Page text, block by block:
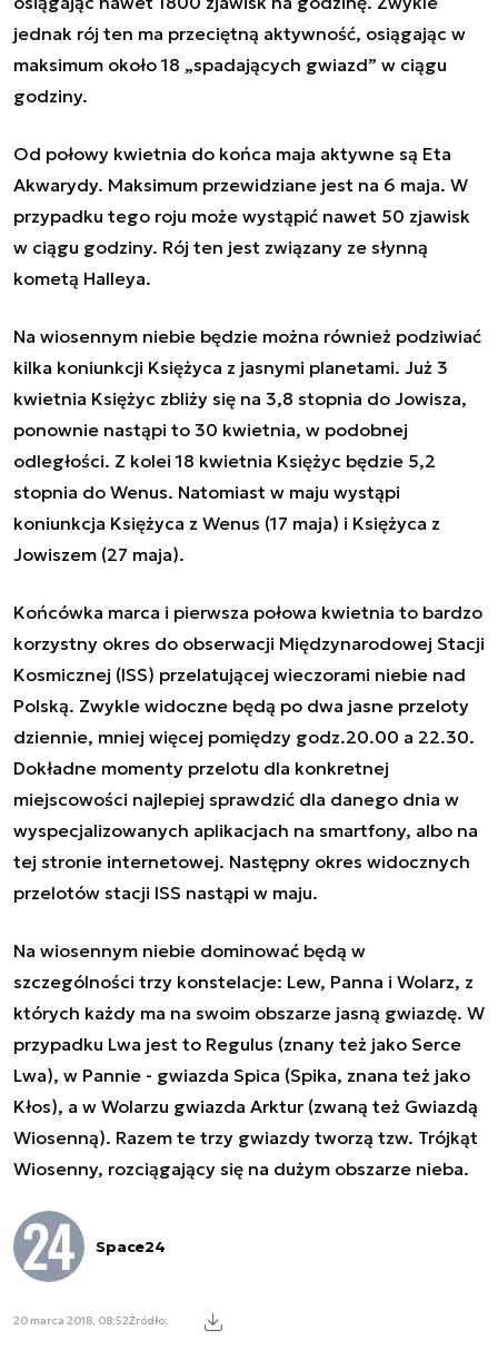
jednak rój ten ma przeciętną aktywność, osiągając w
maksimum około 18 „spadających gwiazd” w ciągu
godziny.
Od połowy kwietnia do końca maja aktywne są Eta
Akwarydy. Maksimum przewidziane jest na 6 maja. W
przypadku tego roju może wystąpić nawet 50 zjawisk
w ciągu godziny. Rój ten jest związany ze słynną
kometą Halleya.
Na wiosennym niebie będzie można również podziwiać
kilka koniunkcji Księżyca z jasnymi planetami. Już 3
kwietnia Księżyc zbliży się na 3,8 stopnia do Jowisza,
ponownie nastąpi to 30 kwietnia, w podobnej
odległości. Z kolei 18 kwietnia Księżyc będzie 5,2
stopnia do Wenus. Natomiast w maju wystąpi
koniunkcja Księżyca z Wenus (17 maja) i Księżyca z
Jowiszem (27 maja).
Końcówka marca i pierwsza połowa kwietnia to bardzo
korzystny okres do obserwacji Międzynarodowej Stacji
Kosmicznej (ISS) przelatującej wieczorami niebie nad
Polską. Zwykle widoczne będą po dwa jasne przeloty
dziennie, mniej więcej pomiędzy godz.20.00 a 22.30.
Dokładne momenty przelotu dla konkretnej
miejscowości najlepiej sprawdzić dla danego dnia w
wyspecjalizowanych aplikacjach na smartfony, albo na
tej stronie internetowej. Następny okres widocznych
przelotów stacji ISS nastąpi w maju.
Na wiosennym niebie dominować będą w
szczególności trzy konstelacje: Lew, Panna i Wolarz, z
których każdy ma na swoim obszarze jasną gwiazdę. W
przypadku Lwa jest to Regulus (znany też jako Serce
Lwa), w Pannie - gwiazda Spica (Spika, znana też jako
Kłos), a w Wolarzu gwiazda Arktur (zwaną też Gwiazdą
Wiosenną). Razem te trzy gwiazdy tworzą tzw. Trójkąt
Wiosenny, rozciągający się na dużym obszarze nieba.
Space24
20 marca 2018, 08:52Źródło: